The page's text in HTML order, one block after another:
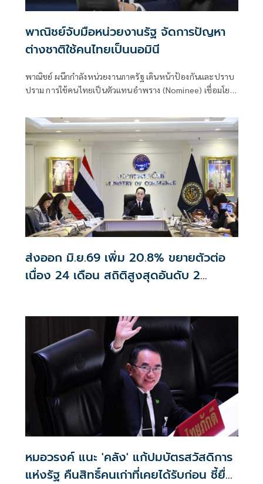
พาณิชย์จับมือหน่วยงานรัฐ จัดการปัญหา
ต่างชาติใช้คนไทยเป็นนอมินี
พาณิชย์ ผนึกกำลังหน่วยงานภาครัฐ เดินหน้าป้องกันและปราบ
ปราม การใช้คนไทยเป็นตัวแทนอำพราง (Nominee) เชื่อมโยง
ส่งออก มิ.ย.69 เพิ่ม 20.8% ขยายตัวต่อ
เนื่อง 24 เดือน สถิติสูงสุดอันดับ 2
หมอวรงค์ แนะ 'คลัง' แก้ปมบัตรสวัสดิการ
แห่งรัฐ คืนสิทธิ์คนเก่าที่เคยได้รับก่อน ชี้ยื่น